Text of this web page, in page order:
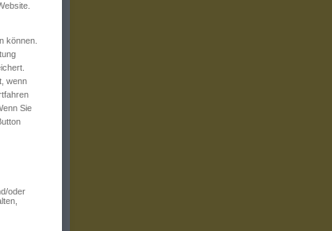
können.
wenn
Sie
oder